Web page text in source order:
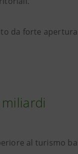
da forte
al turismo